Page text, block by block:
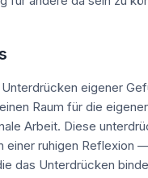
eigener
Raum für die
Arbeit. Diese
einer ruhigen Reflexion
das Unterdrücken